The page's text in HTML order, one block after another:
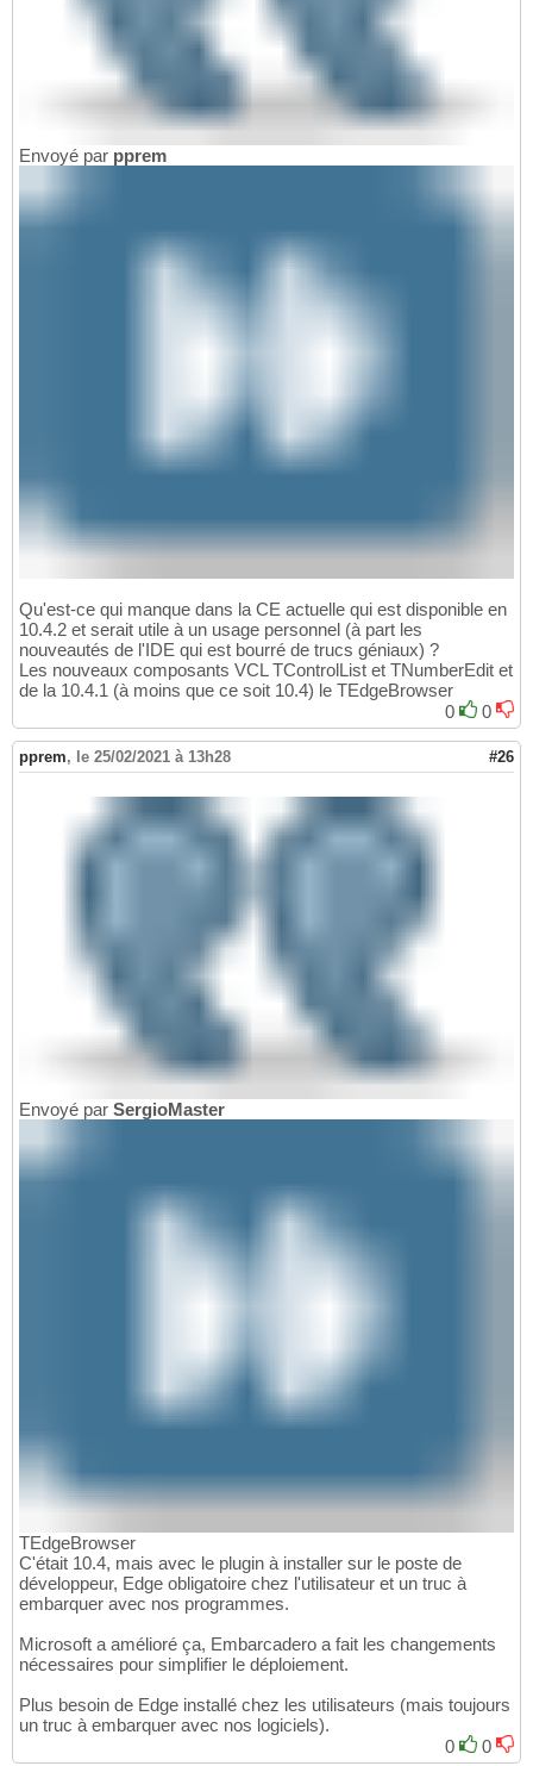
Envoyé par pprem
Qu'est-ce qui manque dans la CE actuelle qui est disponible en
10.4.2 et serait utile à un usage personnel (à part les
nouveautés de l'IDE qui est bourré de trucs géniaux) ?
Les nouveaux composants VCL TControlList et TNumberEdit et
de la 10.4.1 (à moins que ce soit 10.4) le TEdgeBrowser
0
0
pprem, le 25/02/2021 à 13h28 #26
Envoyé par SergioMaster
TEdgeBrowser
C'était 10.4, mais avec le plugin à installer sur le poste de
développeur, Edge obligatoire chez l'utilisateur et un truc à
embarquer avec nos programmes.
Microsoft a amélioré ça, Embarcadero a fait les changements
nécessaires pour simplifier le déploiement.
Plus besoin de Edge installé chez les utilisateurs (mais toujours
un truc à embarquer avec nos logiciels).
0
0